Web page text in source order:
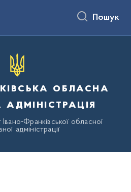
Пошук
обласна
Франківської обласної
адміністрації